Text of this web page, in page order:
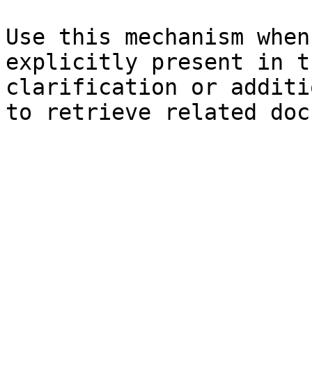
Use this mechanism
explicitly present in
clarification or